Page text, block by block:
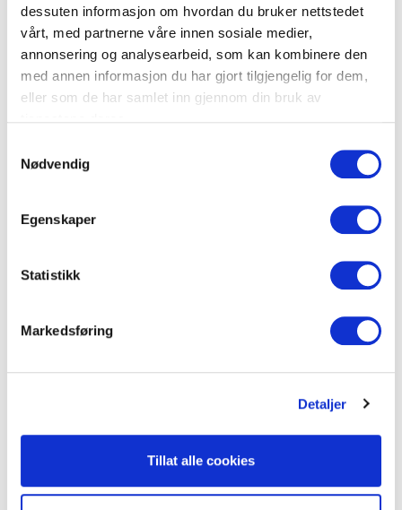
dessuten informasjon om hvordan du bruker nettstedet
vårt, med partnerne våre innen sosiale medier,
annonsering og analysearbeid, som kan kombinere den
med annen informasjon du har gjort tilgjengelig for dem,
eller som de har samlet inn gjennom din bruk av
Nødvendig
Egenskaper
Statistikk
Markedsføring
Detaljer
Tillat alle cookies
Føringskanaler eller på DIN rail.
Forbedret utgave inklusiv støvlokk.
Kun for innvendig montering.
Skal den brukes til kanal må apparatboks bestilles basert
(Må kjøpes av annen leverandør)
LEGG TIL I KURV